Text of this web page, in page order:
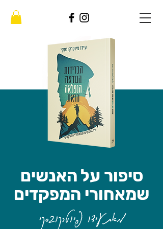
סיפור על האנשים
שמאחורי המפקדים
מאת עידו פיוטרקובסקי